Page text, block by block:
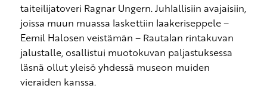
taiteilijatoveri Ragnar Ungern. Juhlallisiin avajaisiin,
joissa muun muassa laskettiin laakeriseppele –
Eemil Halosen veistämän – Rautalan rintakuvan
jalustalle, osallistui muotokuvan paljastuksessa
läsnä ollut yleisö yhdessä museon muiden
vieraiden kanssa.